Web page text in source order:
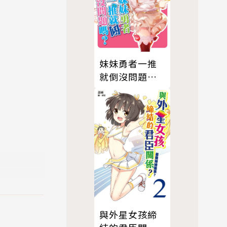
妹妹勇者一推
就倒沒問題
嗎？(02)
與外星女孩締